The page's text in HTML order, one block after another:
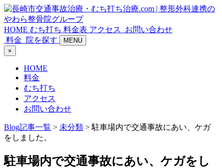
HOME むち打ち 料金表 アクセス
お問い合わせ
料金
院を探す
MENU
×
HOME
料金
むち打ち
アクセス
お問い合わせ
Blog記事一覧 > 未分類 > 駐車場内で交通事故にあい、ケガ
をしました。
駐車場内で交通事故にあい、ケガをし